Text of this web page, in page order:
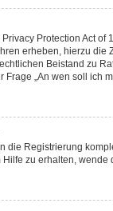
Protection Act
erheben, hierzu
Beistand zu
„An wen soll ich
die Registrierung
zu erhalten,